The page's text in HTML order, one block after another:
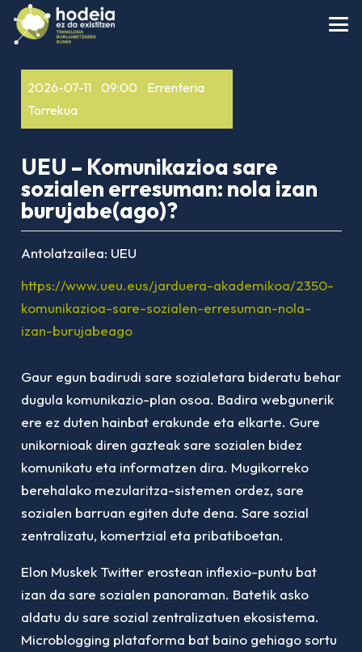
2026-07-11 09:00
Errenteria
Torrekua
UEU – Komunikazioa sare
sozialen erresuman: nola izan
burujabe(ago)?
Antolatzailea: UEU
https://www.ueu.eus/jarduera-akademikoa/2350-
komunikazioa-sare-sozialen-erresuman-nola-
izan-burujabeago
Gaur egun badirudi sare sozialetara bideratu behar
dugula komunikazio-plan osoa. Badira webgunerik
ere ez duten hainbat erakunde eta elkarte. Gure
unikornioak diren gazteak sare sozialen bidez
komunikatu eta informatzen dira. Mugikorreko
berehalako mezularitza-sistemen ordez, sare
sozialen barruan egiten dute dena. Sare sozial
zentralizatu, komertzial eta pribatiboetan.
Elon Muskek Twitter erostean inflexio-puntu bat
izan da sare sozialen panoraman. Batetik asko
aldatu du sare sozial zentralizatuen ekosistema.
Microblogging plataforma bat baino gehiago sortu